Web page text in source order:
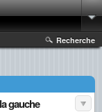
Recherche
gauche